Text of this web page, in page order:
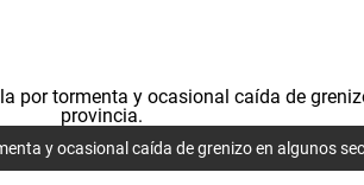
y ocasional caída de grenizo en algunos